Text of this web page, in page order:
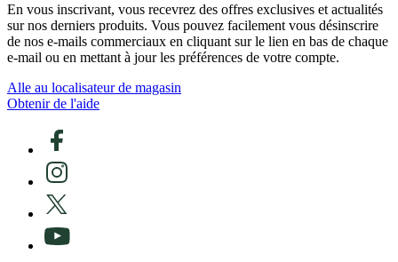
En vous inscrivant, vous recevrez des offres exclusives et actualités
sur nos derniers produits. Vous pouvez facilement vous désinscrire
de nos e-mails commerciaux en cliquant sur le lien en bas de chaque
e-mail ou en mettant à jour les préférences de votre compte.
Alle au localisateur de magasin
Obtenir de l'aide